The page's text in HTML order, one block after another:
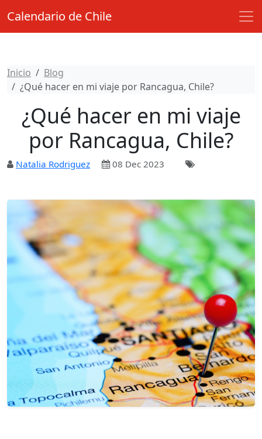
Calendario de Chile
Inicio
Blog
¿Qué hacer en mi viaje por Rancagua, Chile?
¿Qué hacer en mi viaje
por Rancagua, Chile?
Natalia Rodriguez 08 Dec 2023